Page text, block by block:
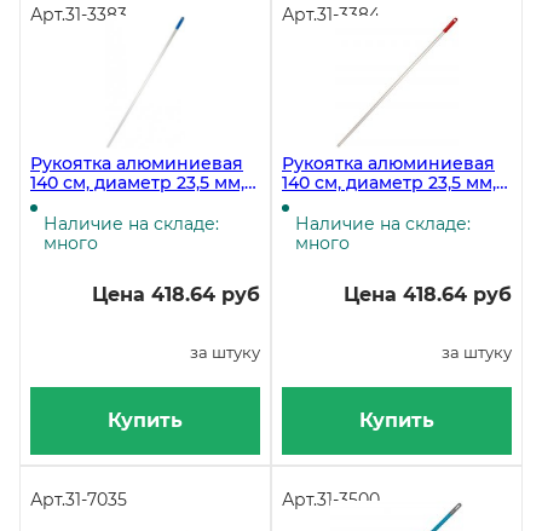
Арт.31-3383
Рукоятка алюминиевая
140 см, диаметр 23,5 мм,
синяя, 50 штук
Наличие на складе:
много
Цена 418.64 руб
за штуку
Купить
Арт.31-3384
Рукоятка алюминиевая
140 см, диаметр 23,5 мм,
красная, 50 штук
Наличие на складе:
много
Цена 418.64 руб
за штуку
Купить
Арт.31-7035 Арт.31-3500